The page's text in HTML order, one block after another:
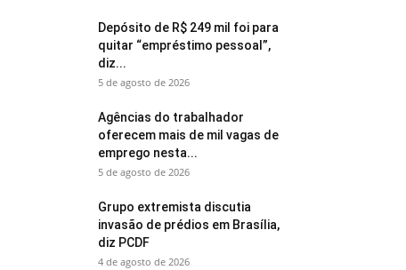
Depósito de R$ 249 mil foi para
quitar “empréstimo pessoal”,
diz...
5 de agosto de 2026
Agências do trabalhador
oferecem mais de mil vagas de
emprego nesta...
5 de agosto de 2026
Grupo extremista discutia
invasão de prédios em Brasília,
diz PCDF
4 de agosto de 2026